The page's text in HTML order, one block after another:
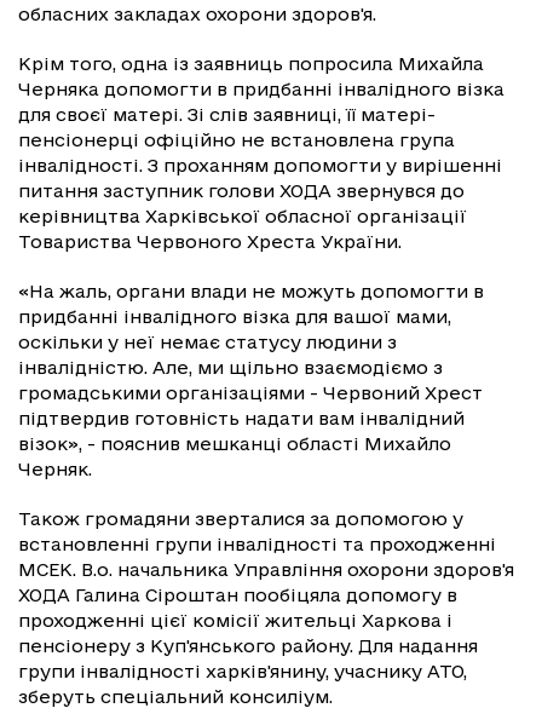
обласних закладах охорони здоров'я.
Крім того, одна із заявниць попросила Михайла
Черняка допомогти в придбанні інвалідного візка
для своєї матері. Зі слів заявниці, її матері-
пенсіонерці офіційно не встановлена ​​група
інвалідності. З проханням допомогти у вирішенні
питання заступник голови ХОДА звернувся до
керівництва Харківської обласної організації
Товариства Червоного Хреста України.
«На жаль, органи влади не можуть допомогти в
придбанні інвалідного візка для вашої мами,
оскільки у неї немає статусу людини з
інвалідністю. Але, ми щільно взаємодіємо з
громадськими організаціями - Червоний Хрест
підтвердив готовність надати вам інвалідний
візок», - пояснив мешканці області Михайло
Черняк.
Також громадяни зверталися за допомогою у
встановленні групи інвалідності та проходженні
МСЕК. В.о. начальника Управління охорони здоров'я
ХОДА Галина Сіроштан пообіцяла допомогу в
проходженні цієї комісії жительці Харкова і
пенсіонеру з Куп'янського району. Для надання
групи інвалідності харків'янину, учаснику АТО,
зберуть спеціальний консиліум.